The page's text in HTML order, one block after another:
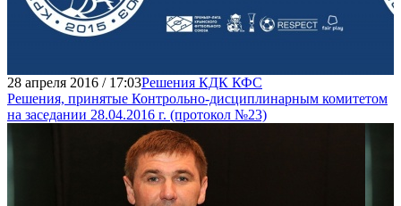
28 апреля 2016 / 17:03Решения КДК КФС
Решения, принятые Контрольно-дисциплинарным комитетом
на заседании 28.04.2016 г. (протокол №23)